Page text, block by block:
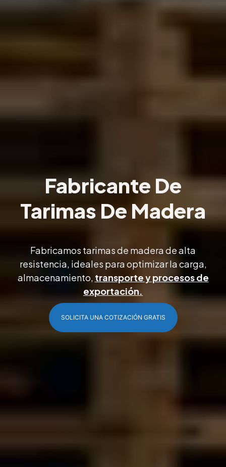
Fabricante De
Tarimas De Madera
Fabricamos tarimas de maderade alta
resistencia, ideales para optimizar la carga,
almacenamiento, transporte y procesos de
exportación.
SOLICITA UNA COTIZACIÓN GRATIS